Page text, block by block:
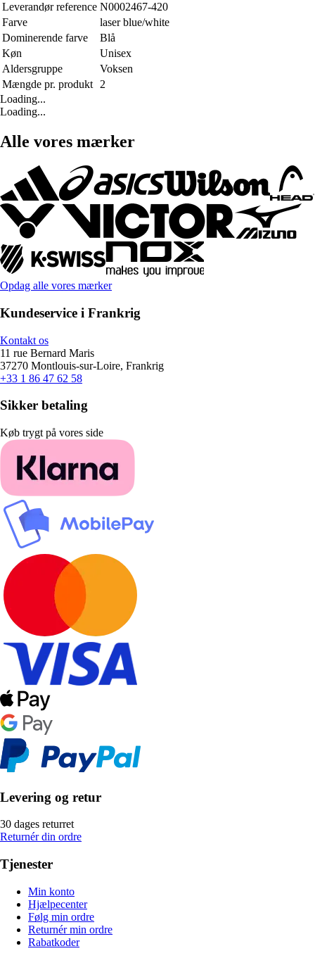
Leverandør reference N0002467-420
Farve
laser blue/white
Dominerende farve
Blå
Køn
Unisex
Aldersgruppe
Voksen
Mængde pr. produkt
2
Loading...
Loading...
Alle vores mærker
Opdag alle vores mærker
Kundeservice i Frankrig
Kontakt os
11 rue Bernard Maris
37270 Montlouis-sur-Loire, Frankrig
+33 1 86 47 62 58
Sikker betaling
Køb trygt på vores side
Levering og retur
30 dages returret
Returnér din ordre
Tjenester
Min konto
Hjælpecenter
Følg min ordre
Returnér min ordre
Rabatkoder